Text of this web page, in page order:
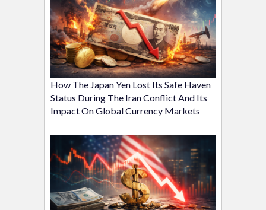
How The Japan Yen Lost Its Safe Haven
Status During The Iran Conflict And Its
Impact On Global Currency Markets